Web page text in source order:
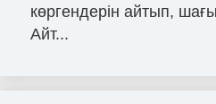
көргендерін айтып,
Айт...